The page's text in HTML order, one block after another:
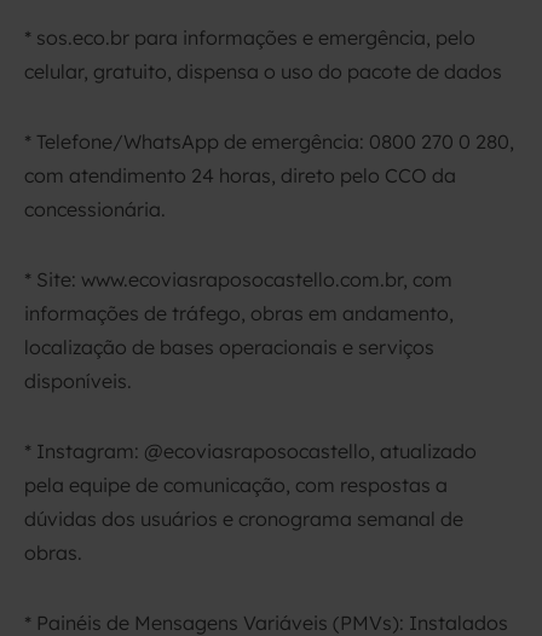
* sos.eco.br para informações e emergência, pelo
celular, gratuito, dispensa o uso do pacote de dados
* Telefone/WhatsApp de emergência: 0800 270 0 280,
com atendimento 24 horas, direto pelo CCO da
concessionária.
* Site: www.ecoviasraposocastello.com.br, com
informações de tráfego, obras em andamento,
localização de bases operacionais e serviços
disponíveis.
* Instagram: @ecoviasraposocastello, atualizado
pela equipe de comunicação, com respostas a
dúvidas dos usuários e cronograma semanal de
obras.
* Painéis de Mensagens Variáveis (PMVs): Instalados